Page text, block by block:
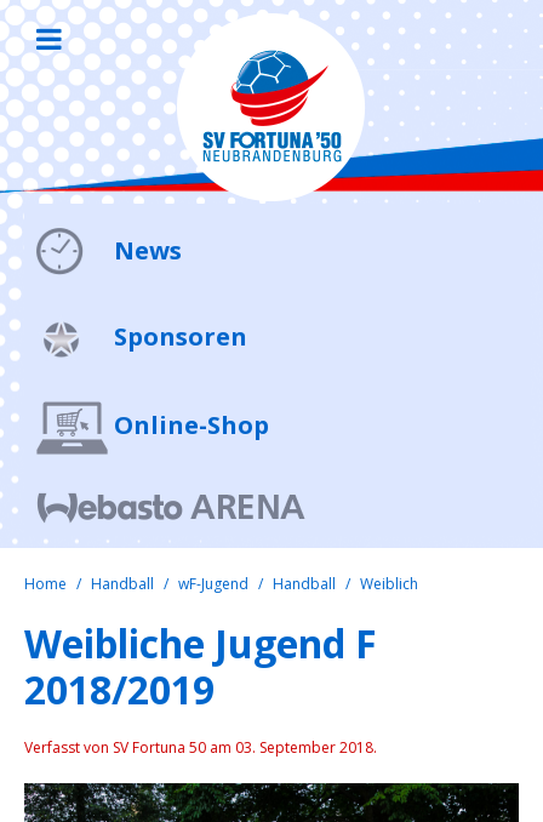
News
Sponsoren
Online-Shop
Home Handball wF-Jugend Handball Weiblich
Weibliche Jugend F
2018/2019
Verfasst von SV Fortuna 50 am 03. September 2018.